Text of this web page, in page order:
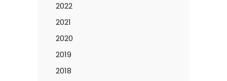
2022
2021
2020
2019
2018